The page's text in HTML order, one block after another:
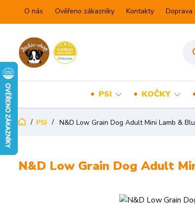
O nás Ověřeno zákazníky Kontakty Doprava
PSI KOČKY
PSI N&D Low Grain Dog Adult Mini Lamb &
N&D Low Grain Dog Adult